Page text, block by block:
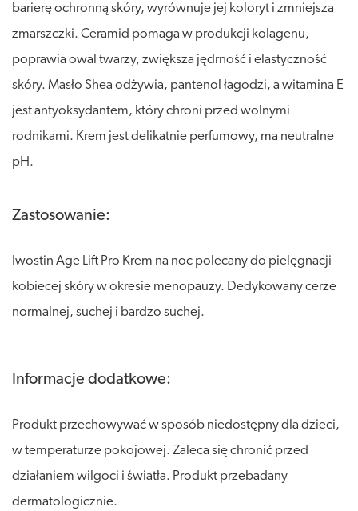
barierę ochronną skóry, wyrównuje jej koloryt i zmniejsza
zmarszczki. Ceramid pomaga w produkcji kolagenu,
poprawia owal twarzy, zwiększa jędrność i elastyczność
skóry. Masło Shea odżywia, pantenol łagodzi, a witamina E
jest antyoksydantem, który chroni przed wolnymi
rodnikami. Krem jest delikatnie perfumowy, ma neutralne
pH.
Zastosowanie:
Iwostin Age Lift Pro Krem na noc polecany do pielęgnacji
kobiecej skóry w okresie menopauzy. Dedykowany cerze
normalnej, suchej i bardzo suchej.
Informacje dodatkowe:
Produkt przechowywać w sposób niedostępny dla dzieci,
w temperaturze pokojowej. Zaleca się chronić przed
działaniem wilgoci i światła. Produkt przebadany
dermatologicznie.